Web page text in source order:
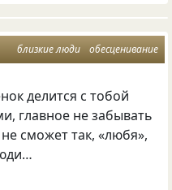
близкие люди обесценивание
делится с тобой
главное не забывать
сможет так, «любя»,